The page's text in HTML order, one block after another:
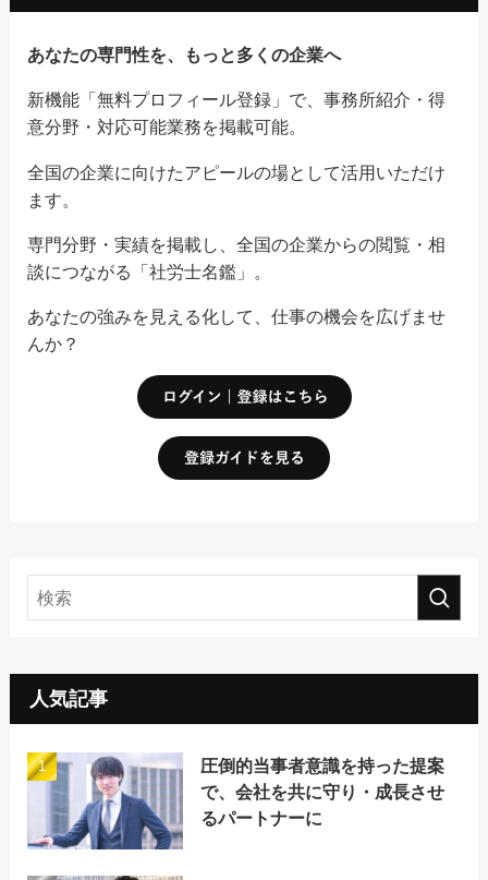
あなたの専門性を、もっと多くの企業へ
新機能「無料プロフィール登録」で、事務所紹介・得
意分野・対応可能業務を掲載可能。
全国の企業に向けたアピールの場として活用いただけ
ます。
専門分野・実績を掲載し、全国の企業からの閲覧・相
談につながる「社労士名鑑」。
あなたの強みを見える化して、仕事の機会を広げませ
んか？
人気記事
圧倒的当事者意識を持った提案
で、会社を共に守り・成長させ
るパートナーに